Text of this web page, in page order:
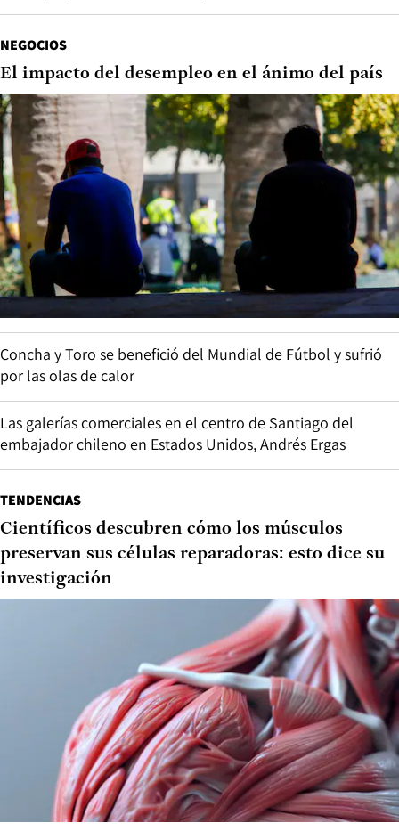
NEGOCIOS
El impacto del desempleo en el ánimo del país
Concha y Toro se benefició del Mundial de Fútbol y sufrió
por las olas de calor
Las galerías comerciales en el centro de Santiago del
embajador chileno en Estados Unidos, Andrés Ergas
TENDENCIAS
Científicos descubren cómo los músculos
preservan sus células reparadoras: esto dice su
investigación